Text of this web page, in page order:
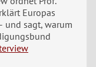
Europas
und sagt, warum